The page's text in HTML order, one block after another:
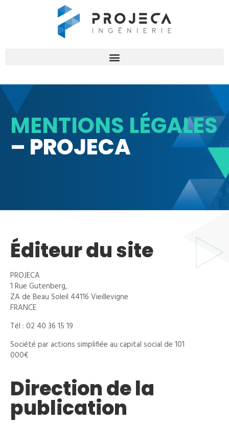
MENTIONS LÉGALES
– PROJECA
Éditeur du site
PROJECA
1 Rue Gutenberg,
ZA de Beau Soleil 44116 Vieillevigne
FRANCE
Tél : 02 40 36 15 19
Société par actions simplifiée au capital social de 101
000€
Direction de la
publication